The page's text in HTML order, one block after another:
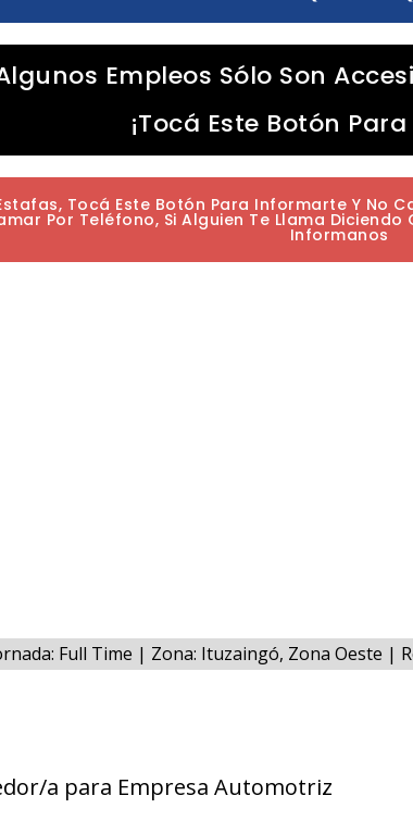
Empleos Sólo Son
¡Tocá Este Botón
Tocá Este Botón Para Informarte Y No
Por Teléfono, Si Alguien Te Llama
Informanos
Full Time | Zona: Ituzaingó, Zona Oeste |
a para Empresa Automotriz